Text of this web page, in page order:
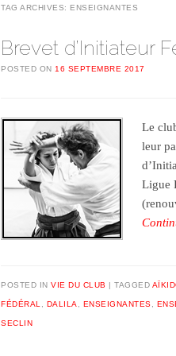
TAG ARCHIVES: ENSEIGNANTES
Brevet d’Initiateur
POSTED ON 16 SEPTEMBRE 2017
Le
leur
Ligue
POSTED IN VIE DU CLUB TAGGED
FÉDÉRAL DALILA ENSEIGNANTES
SECLIN